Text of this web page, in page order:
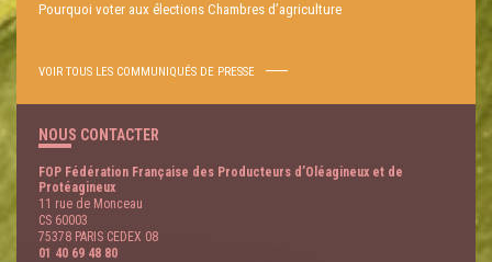
Pourquoi voter aux élections Chambres d’agriculture
VOIR TOUS LES COMMUNIQUÉS DE PRESSE
NOUS CONTACTER
FOP Fédération Française des Producteurs d’Oléagineux et de
Protéagineux
11 rue de Monceau
CS 60003
75378 PARIS CEDEX 08
01 40 69 48 80